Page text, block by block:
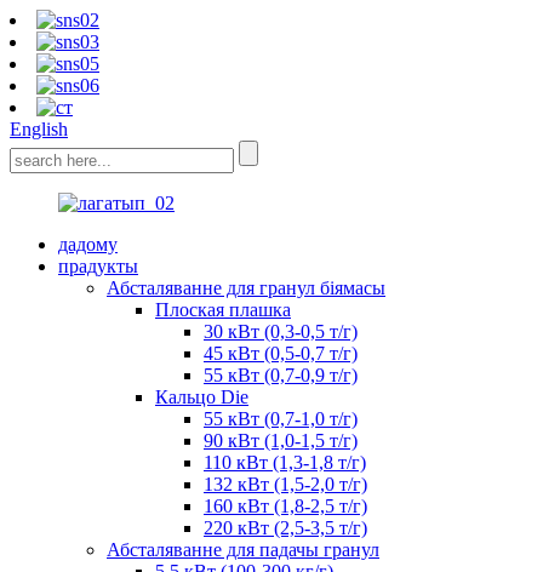
English
дадому
прадукты
Абсталяванне для гранул біямасы
Плоская плашка
30 кВт (0,3-0,5 т/г)
45 кВт (0,5-0,7 т/г)
55 кВт (0,7-0,9 т/г)
Кальцо Die
55 кВт (0,7-1,0 т/г)
90 кВт (1,0-1,5 т/г)
110 кВт (1,3-1,8 т/г)
132 кВт (1,5-2,0 т/г)
160 кВт (1,8-2,5 т/г)
220 кВт (2,5-3,5 т/г)
Абсталяванне для падачы гранул